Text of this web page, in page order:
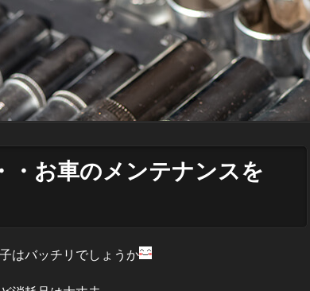
・お車のメンテナンスを
はバッチリでしょうか